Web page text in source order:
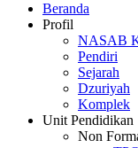
Beranda
Profil
NASAB
Pendiri
Sejarah
Dzuriyah
Komplek
Unit Pendidikan
Non